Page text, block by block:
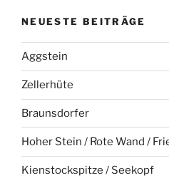
NEUESTE BEITRÄGE
Aggstein
Zellerhüte
Braunsdorfer
Hoher Stein / Rote Wand /
Kienstockspitze / Seekopf